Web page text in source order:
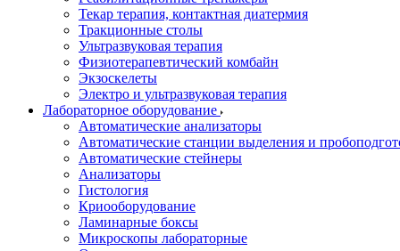
Текар терапия, контактная диатермия
Тракционные столы
Ультразвуковая терапия
Физиотерапевтический комбайн
Экзоскелеты
Электро и ультразвуковая терапия
Лабораторное оборудование
Автоматические анализаторы
Автоматические станции выделения и
Автоматические стейнеры
Анализаторы
Гистология
Криооборудование
Ламинарные боксы
Микроскопы лабораторные